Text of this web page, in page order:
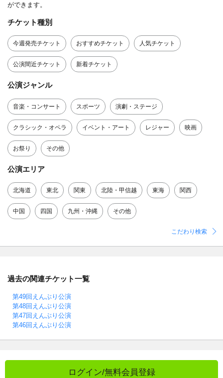
ができます。
チケット種別
今週発売チケット おすすめチケット 人気チケット
公演間近チケット 新着チケット
公演ジャンル
音楽・コンサート スポーツ 演劇・ステージ
クラシック・オペラ イベント・アート レジャー 映画
お祭り その他
公演エリア
北海道 東北 関東 北陸・甲信越 東海 関西
中国 四国 九州・沖縄 その他
こだわり検索
過去の関連チケット一覧
第49回えんぶり公演
第48回えんぶり公演
第47回えんぶり公演
第46回えんぶり公演
ログイン/無料会員登録